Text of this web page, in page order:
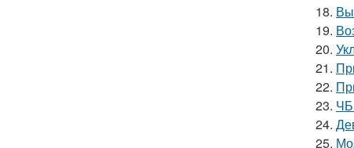
18.
19.
20.
21.
22.
23.
24.
25.